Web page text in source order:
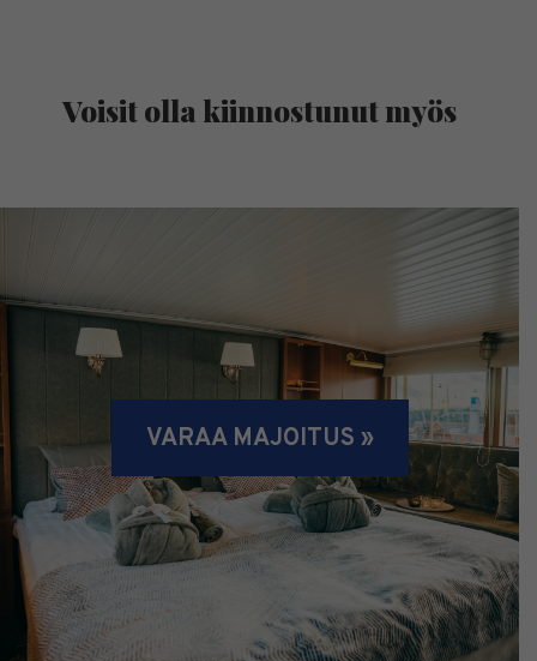
Voisit olla kiinnostunut myös
VARAA MAJOITUS »